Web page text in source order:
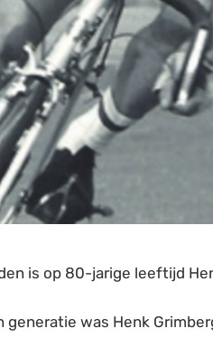
is op 80-jarige leeftijd
generatie was Henk